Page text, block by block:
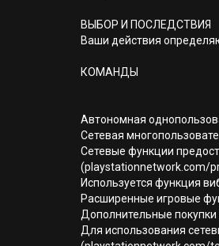
ВЫБОР И ПОСЛЕДСТВИЯ
Ваши действия
КОМАНДЫ
Автономная
Сетевая
Сетевые функции
(playstationnetwork.com/
Используется функция
Расширенные игровые
Дополнительные покупки
Для использования